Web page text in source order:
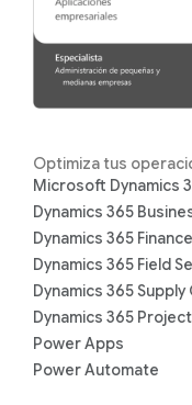
Optimiza tus
Microsoft Dynamics
Dynamics 365
Dynamics 365 Finance
Dynamics 365 Field
Dynamics 365
Dynamics 365
Power Apps
Power Automate